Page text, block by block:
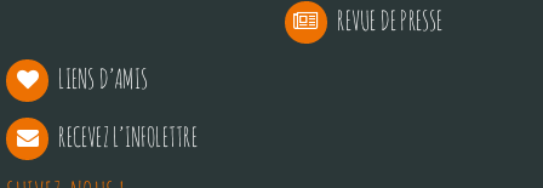
REVUE DE PRESSE
LIENS D’AMIS
RECEVEZ L’INFOLETTRE